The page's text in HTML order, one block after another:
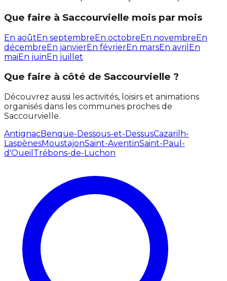
Que faire à Saccourvielle mois par mois
En aoûtEn septembreEn octobreEn novembreEn
décembreEn janvierEn févrierEn marsEn avril En
maiEn juinEn juillet
Que faire à côté de Saccourvielle ?
Découvrez aussi les activités, loisirs et animations
organisés dans les communes proches de
Saccourvielle.
AntignacBenque-Dessous-et-DessusCazarilh-
LaspènesMoustajonSaint-AventinSaint-Paul-
d'Oueil Trébons-de-Luchon